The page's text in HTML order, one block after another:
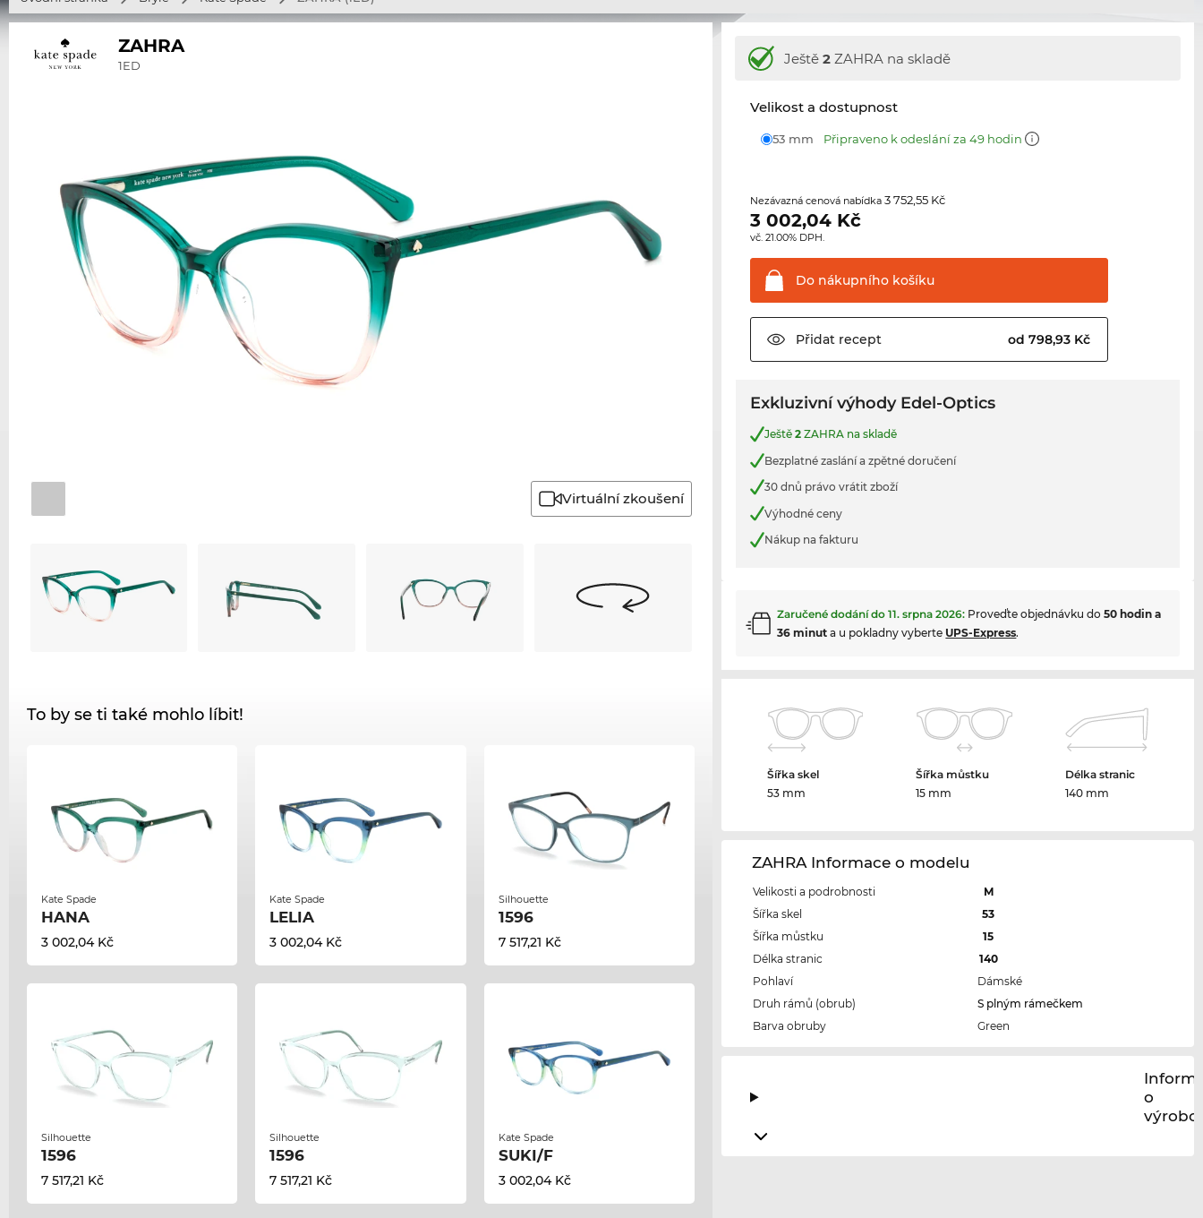
ZAHRA
1ED
Virtuální zkoušení
To by se ti také mohlo líbit!
Kate Spade
HANA
3 002,04 Kč
Kate Spade
LELIA
3 002,04 Kč
Silhouette
1596
7 517,21 Kč
Silhouette
1596
7 517,21 Kč
Silhouette
1596
7 517,21 Kč
Kate Spade
SUKI/F
3 002,04 Kč
Ještě2 ZAHRA na skladě
Velikost a dostupnost
53 mm Připraveno k odeslání za 49 hodin
Nezávazná cenová nabídka3 752,55 Kč
3 002,04 Kč
vč. 21.00% DPH.
Do nákupního košíku
Přidat recept od 798,93 Kč
Exkluzivní výhody Edel-Optics
Ještě2 ZAHRA na skladě
Bezplatné zaslání a zpětné doručení
30 dnů právo vrátit zboží
Výhodné ceny
Nákup na fakturu
Zaručené dodání do11. srpna 2026: Proveďte objednávku do50 hodin a
36 minut a u pokladny vyberte UPS-Express.
Šířka skel
53 mm
Šířka můstku
15 mm
Délka stranic
140 mm
ZAHRA Informace o modelu
Velikosti a podrobnosti
M
Šířka skel
53
Šířka můstku
15
Délka stranic
140
Pohlaví
Dámské
Druh rámů (obrub)
S plným rámečkem
Barva obruby
Green
o
výrobci